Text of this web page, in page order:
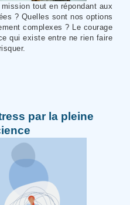
tout en répondant aux
? Quelles sont nos options
complexes ? Le courage
qui existe entre ne rien faire
par la pleine